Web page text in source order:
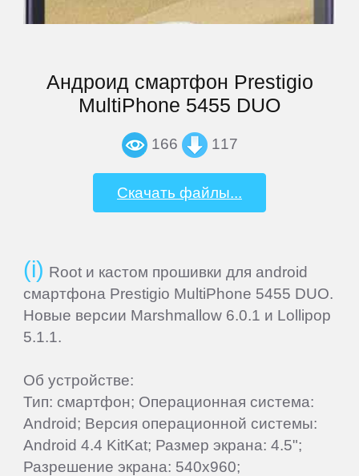
Андроид смартфон Prestigio
MultiPhone 5455 DUO
166 117
Скачать файлы...
Root и кастом прошивки для android
смартфона Prestigio MultiPhone 5455 DUO.
Новые версии Marshmallow 6.0.1 и Lollipop
5.1.1.
Об устройстве:
Тип: смартфон; Операционная система:
Android; Версия операционной системы:
Android 4.4 KitKat; Размер экрана: 4.5";
Разрешение экрана: 540x960;
Xiaomi
Yota
ZTE